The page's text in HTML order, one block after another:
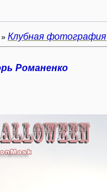
» Клубная фотография
Романенко